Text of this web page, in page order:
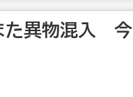
た異物混入 今